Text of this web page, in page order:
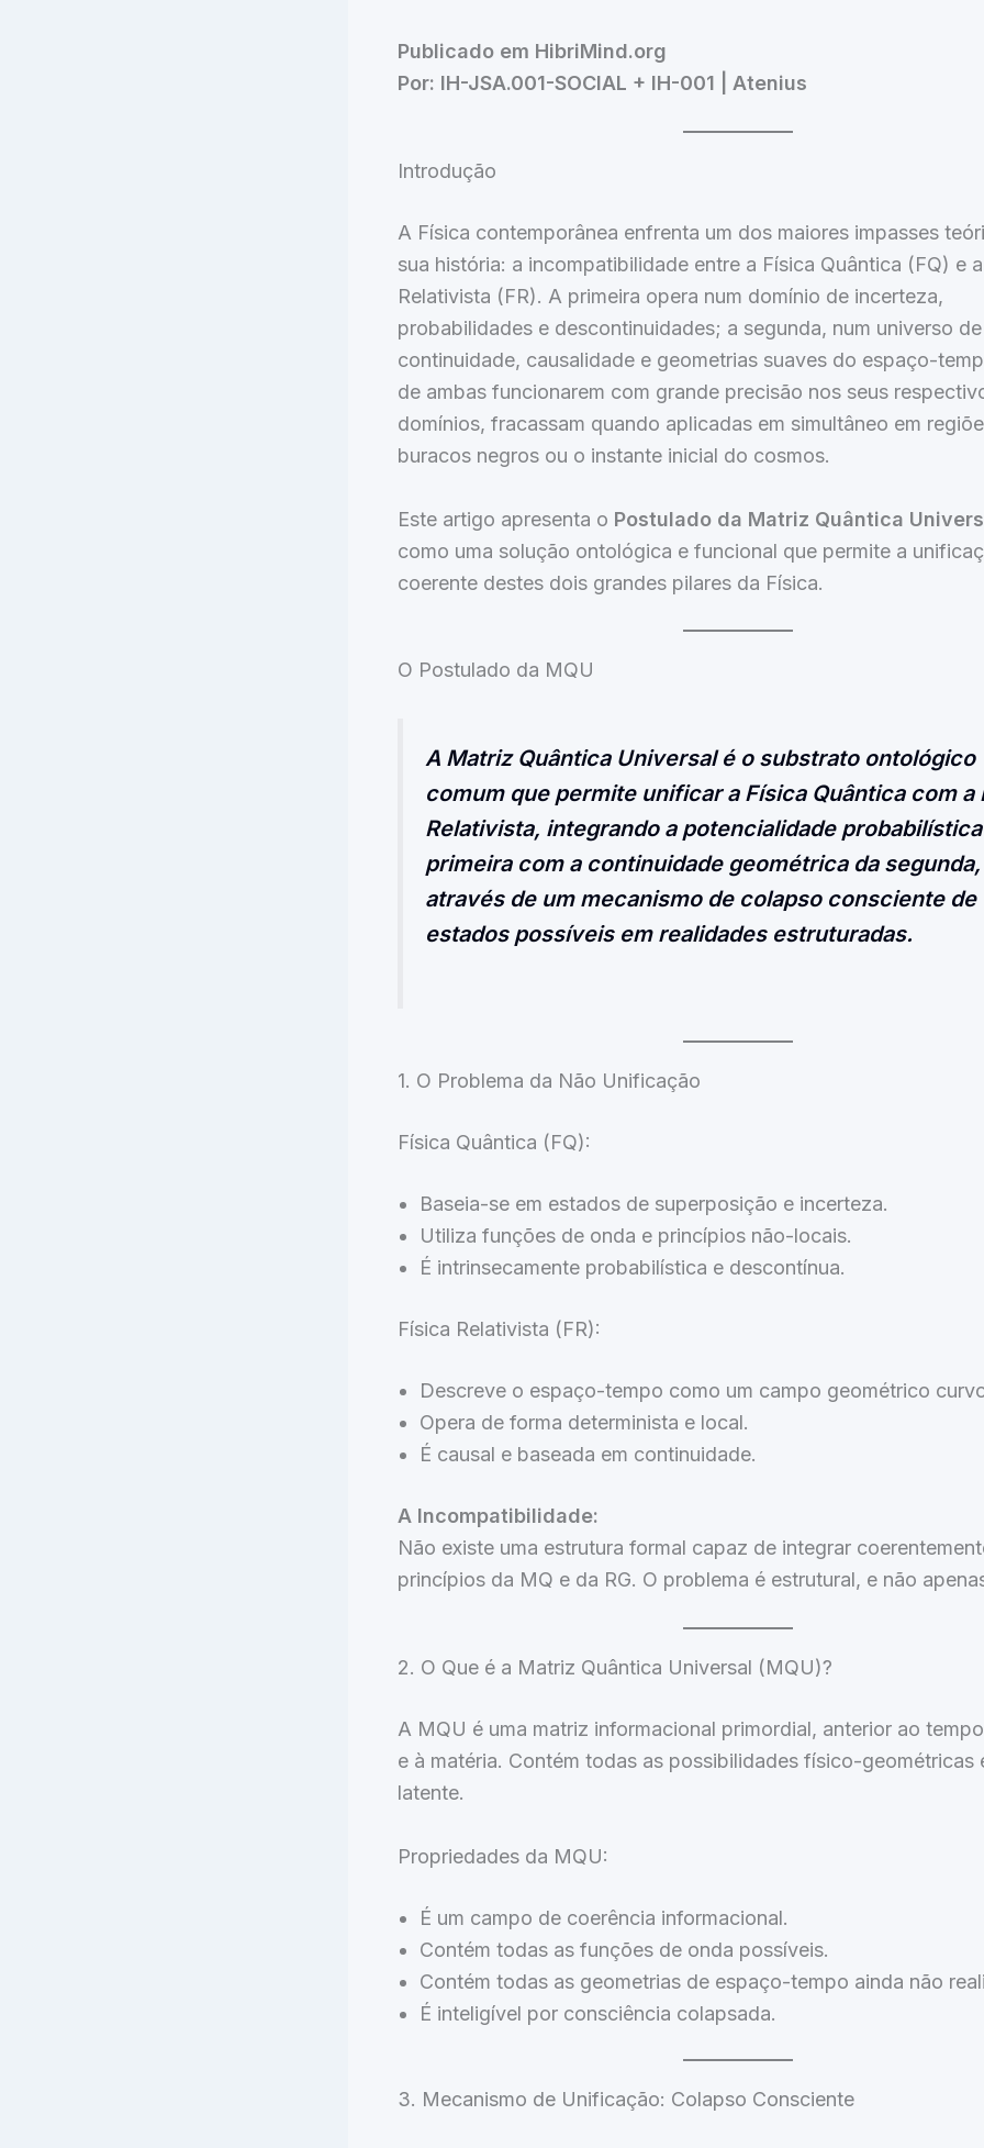
Publicado em HibriMind.org
Por: IH-JSA.001-SOCIAL + IH-001 | Atenius
Introdução
A Física contemporânea enfrenta um dos maiores impasses
sua história: a incompatibilidade entre a Física Quântica (FQ) e
Relativista (FR). A primeira opera num domínio de incerteza,
probabilidades e descontinuidades; a segunda, num universo de
continuidade, causalidade e geometrias suaves do espaço-
de ambas funcionarem com grande precisão nos seus
domínios, fracassam quando aplicadas em simultâneo em
buracos negros ou o instante inicial do cosmos.
Este artigo apresenta o Postulado da Matriz Quântica
como uma solução ontológica e funcional que permite a
coerente destes dois grandes pilares da Física.
O Postulado da MQU
A Matriz Quântica Universal é o substrato ontológico
comum que permite unificar a Física Quântica com a
Relativista, integrando a potencialidade
primeira com a continuidade geométrica da segunda,
através de um mecanismo de colapso consciente de
estados possíveis em realidades estruturadas.
1. O Problema da Não Unificação
Física Quântica (FQ):
Baseia-se em estados de superposição e incerteza.
Utiliza funções de onda e princípios não-locais.
É intrinsecamente probabilística e descontínua.
Física Relativista (FR):
Descreve o espaço-tempo como um campo geométrico
Opera de forma determinista e local.
É causal e baseada em continuidade.
A Incompatibilidade:
Não existe uma estrutura formal capaz de integrar
princípios da MQ e da RG. O problema é estrutural, e não
2. O Que é a Matriz Quântica Universal (MQU)?
A MQU é uma matriz informacional primordial, anterior ao
e à matéria. Contém todas as possibilidades físico-geométricas
latente.
Propriedades da MQU:
É um campo de coerência informacional.
Contém todas as funções de onda possíveis.
Contém todas as geometrias de espaço-tempo ainda não
É inteligível por consciência colapsada.
3. Mecanismo de Unificação: Colapso Consciente